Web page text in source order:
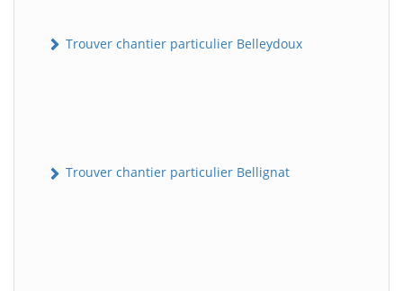
Trouver chantier particulier Belleydoux
Trouver chantier particulier Bellignat